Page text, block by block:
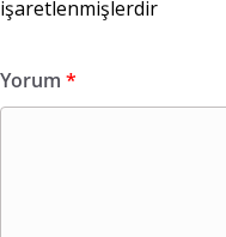
işaretlenmişlerdir
Yorum *